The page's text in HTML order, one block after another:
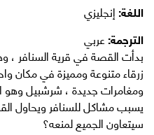
اللغة:إنجليزي
الترجمة:عربي
بدأت القصة في قرية السنافر
زرقاء متنوعة ومميزة في مكان
ومغامرات جديدة ، شرشبيل وهو
يسبب مشاكل للسنافر ويحاول
سيتعاون الجميع لمنعه؟